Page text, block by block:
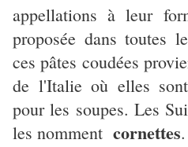
appellations à leur
proposée dans toutes
ces pâtes coudées
de l'Italie où elles
pour les soupes. Les
les nomment cornettes.